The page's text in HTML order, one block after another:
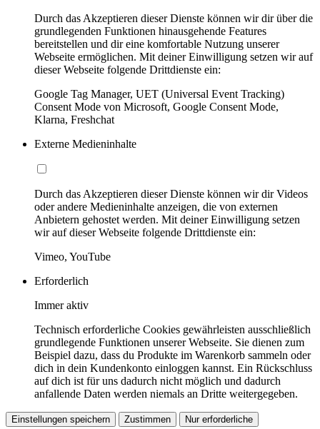
Durch das Akzeptieren dieser Dienste können wir dir über die
grundlegenden Funktionen hinausgehende Features
bereitstellen und dir eine komfortable Nutzung unserer
Webseite ermöglichen. Mit deiner Einwilligung setzen wir auf
dieser Webseite folgende Drittdienste ein:
Google Tag Manager, UET (Universal Event Tracking)
Consent Mode von Microsoft, Google Consent Mode,
Klarna, Freshchat
Externe Medieninhalte
Durch das Akzeptieren dieser Dienste können wir dir Videos
oder andere Medieninhalte anzeigen, die von externen
Anbietern gehostet werden. Mit deiner Einwilligung setzen
wir auf dieser Webseite folgende Drittdienste ein:
Vimeo, YouTube
Erforderlich
Immer aktiv
Technisch erforderliche Cookies gewährleisten ausschließlich
grundlegende Funktionen unserer Webseite. Sie dienen zum
Beispiel dazu, dass du Produkte im Warenkorb sammeln oder
dich in dein Kundenkonto einloggen kannst. Ein Rückschluss
auf dich ist für uns dadurch nicht möglich und dadurch
anfallende Daten werden niemals an Dritte weitergegeben.
Einstellungen speichern Zustimmen Nur erforderliche